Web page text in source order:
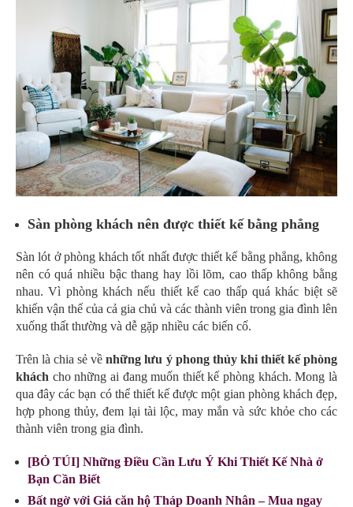
Sàn phòng khách nên được thiết kế bằng phẳng
Sàn lót ở phòng khách tốt nhất được thiết kế bằng phẳng, không
nên có quá nhiều bậc thang hay lồi lõm, cao thấp không bằng
nhau. Vì phòng khách nếu thiết kế cao thấp quá khác biệt sẽ
khiến vận thế của cả gia chủ và các thành viên trong gia đình lên
xuống thất thường và dễ gặp nhiều các biến cố.
Trên là chia sẻ vềnhững lưu ý phong thủy khi thiết kế phòng
khách cho những ai đang muốn thiết kế phòng khách. Mong là
qua đây các bạn có thể thiết kế được một gian phòng khách đẹp,
hợp phong thủy, đem lại tài lộc, may mắn và sức khỏe cho các
thành viên trong gia đình.
[BỎ TÚI] Những Điều Cần Lưu Ý Khi Thiết Kế Nhà ở
Bạn Cần Biết
Bất ngờ với Giá căn hộ Tháp Doanh Nhân – Mua ngay